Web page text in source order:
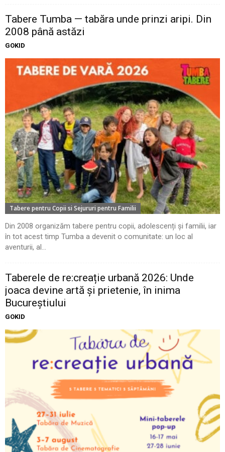
Tabere Tumba — tabăra unde prinzi aripi. Din
2008 până astăzi
GOKID
Tabere pentru Copii si Sejururi pentru Familii
Din 2008 organizăm tabere pentru copii, adolescenți și familii, iar
în tot acest timp Tumba a devenit o comunitate: un loc al
aventurii, al...
Taberele de re:creație urbană 2026: Unde
joaca devine artă și prietenie, în inima
Bucureștiului
GOKID